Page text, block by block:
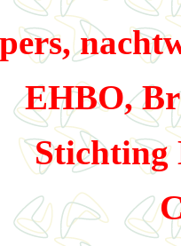
EHBO,
Stichting